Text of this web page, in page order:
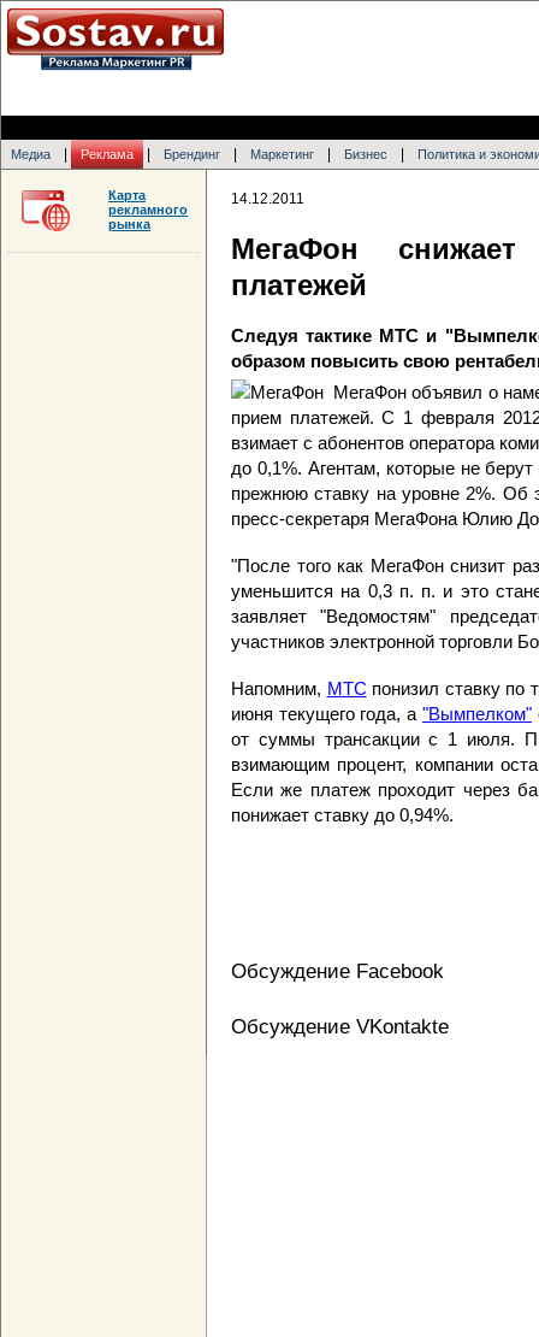
Медиа Реклама Брендинг Маркетинг Бизнес Политика и
14.12.2011
МегаФон
платежей
Следуя тактике МТС и
образом повысить свою
МегаФон объявил о
прием платежей. С 1 февраля
взимает с абонентов оператора
до 0,1%. Агентам, которые не
прежнюю ставку на уровне 2%.
пресс-секретаря МегаФона Юлию
"После того как МегаФон снизит
уменьшится на 0,3 п. п. и это
заявляет "Ведомостям"
участников электронной торговли
Напомним, МТС понизил ставку по
июня текущего года, а "Вымпелком"
от суммы трансакции с 1 июля.
взимающим процент, компании
Если же платеж проходит через
понижает ставку до 0,94%.
Обсуждение Facebook
Обсуждение VKontakte
Карта
рекламного
рынка